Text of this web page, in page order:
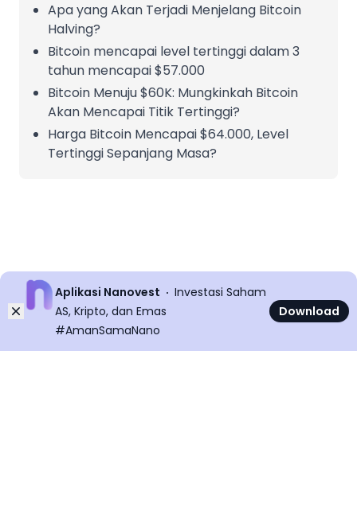
Apa yang Akan Terjadi Menjelang Bitcoin
Halving?
Bitcoin mencapai level tertinggi dalam 3
tahun mencapai $57.000
Bitcoin Menuju $60K: Mungkinkah Bitcoin
Akan Mencapai Titik Tertinggi?
Harga Bitcoin Mencapai $64.000, Level
Tertinggi Sepanjang Masa?
Dismiss
Aplikasi Nanovest
Investasi Saham
AS, Kripto, dan Emas
#AmanSamaNano
Download